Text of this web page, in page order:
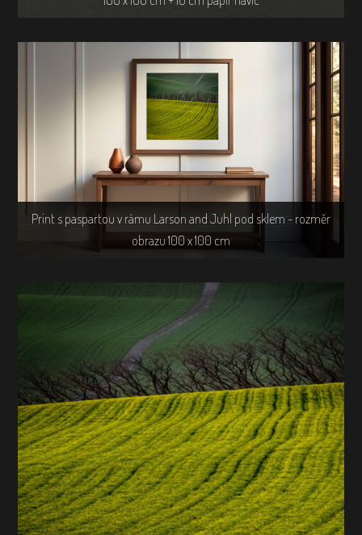
Print s paspartou v rámu Larson and Juhl pod sklem - rozměr
obrazu 100 x 100 cm